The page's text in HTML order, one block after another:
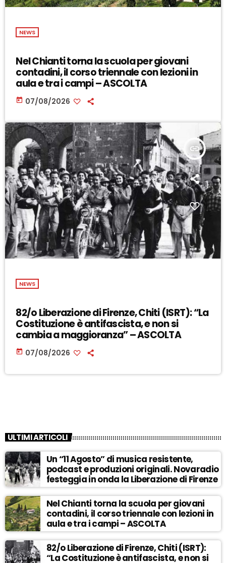
NEWS
Nel Chianti torna la scuola per giovani
contadini, il corso triennale con lezioni in
aula e tra i campi – ASCOLTA
today 07/08/2026
insert_link
NEWS
82/o Liberazione di Firenze, Chiti (ISRT): “La
Costituzione è antifascista, e non si
cambia a maggioranza” – ASCOLTA
today 07/08/2026
ULTIMI ARTICOLI
Un “11 Agosto” di musica resistente,
podcast e produzioni originali. Novaradio
festeggia in onda la Liberazione di Firenze
Nel Chianti torna la scuola per giovani
contadini, il corso triennale con lezioni in
aula e tra i campi – ASCOLTA
82/o Liberazione di Firenze, Chiti (ISRT):
“La Costituzione è antifascista, e non si